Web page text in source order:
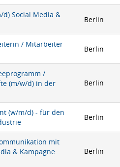
Social Media &
Berlin
/ Mitarbeiter
Berlin
/
(m/w/d) in der
Berlin
(w/m/d) - für den
Berlin
mit
& Kampagne
Berlin